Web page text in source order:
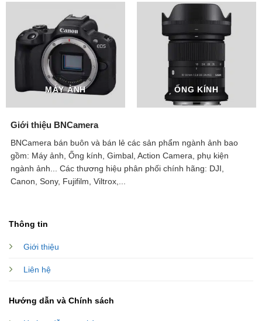
MÁY ẢNH ỐNG KÍNH
Giới thiệu BNCamera
BNCamera bán buôn và bán lẻ các sản phẩm ngành ảnh bao
gồm: Máy ảnh, Ống kính, Gimbal, Action Camera, phụ kiện
ngành ảnh...
Các thương hiệu phân phối chính hãng: DJI,
Canon, Sony, Fujifilm, Viltrox,...
Thông tin
Giới thiệu
Liên hệ
Hướng dẫn và Chính sách